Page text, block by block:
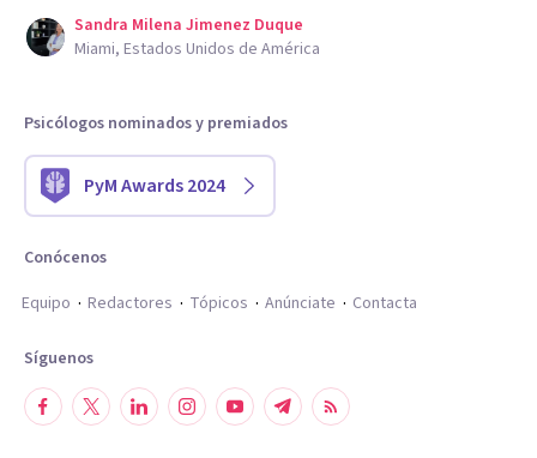
Sandra Milena Jimenez Duque
Miami, Estados Unidos de América
Psicólogos nominados y premiados
PyM Awards 2024
Conócenos
Equipo
Redactores Tópicos Anúnciate Contacta
Síguenos